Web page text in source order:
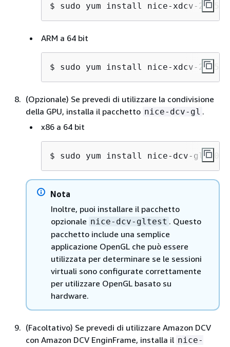
$ sudo yum install nice-xdcv-
ARM a 64 bit
$ sudo yum install nice-xdcv-
(Opzionale) Se prevedi di utilizzare la condivisione
della GPU, installa il pacchetto nice-dcv-gl .
x86 a 64 bit
$ sudo yum install nice-dcv-gl-
Nota
Inoltre, puoi installare il pacchetto
opzionale nice-dcv-gltest . Questo
pacchetto include una semplice
applicazione OpenGL che può essere
utilizzata per determinare se le sessioni
virtuali sono configurate correttamente
per utilizzare OpenGL basato su
hardware.
(Facoltativo) Se prevedi di utilizzare Amazon DCV
con Amazon DCV EnginFrame, installa il nice-